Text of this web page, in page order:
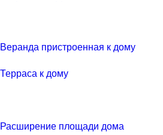
Веранда пристроенная к дому
Терраса к дому
Расширение площади дома